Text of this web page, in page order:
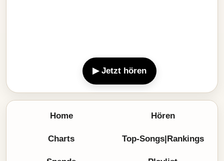
▶ Jetzt hören
Home Hören
Charts Top-Songs|Rankings